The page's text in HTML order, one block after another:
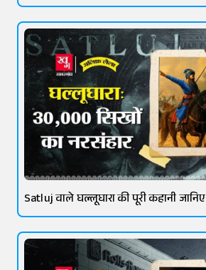
Satluj वाले घल्लूघारा की पूरी कहानी जानिए